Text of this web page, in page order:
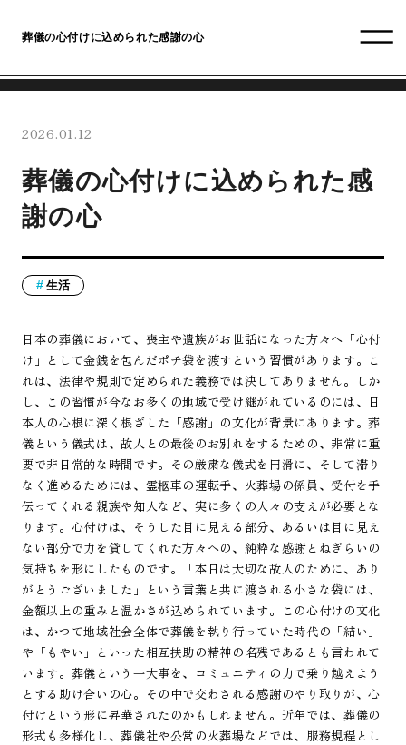
葬儀の心付けに込められた感謝の心
2026.01.12
葬儀の心付けに込められた感
謝の心
生活
日本の葬儀において、喪主や遺族がお世話になった方々へ「心付
け」として金銭を包んだポチ袋を渡すという習慣があります。こ
れは、法律や規則で定められた義務では決してありません。しか
し、この習慣が今なお多くの地域で受け継がれているのには、日
本人の心根に深く根ざした「感謝」の文化が背景にあります。葬
儀という儀式は、故人との最後のお別れをするための、非常に重
要で非日常的な時間です。その厳粛な儀式を円滑に、そして滞り
なく進めるためには、霊柩車の運転手、火葬場の係員、受付を手
伝ってくれる親族や知人など、実に多くの人々の支えが必要とな
ります。心付けは、そうした目に見える部分、あるいは目に見え
ない部分で力を貸してくれた方々への、純粋な感謝とねぎらいの
気持ちを形にしたものです。「本日は大切な故人のために、あり
がとうございました」という言葉と共に渡される小さな袋には、
金額以上の重みと温かさが込められています。この心付けの文化
は、かつて地域社会全体で葬儀を執り行っていた時代の「結い」
や「もやい」といった相互扶助の精神の名残であるとも言われて
います。葬儀という一大事を、コミュニティの力で乗り越えよう
とする助け合いの心。その中で交わされる感謝のやり取りが、心
付けという形に昇華されたのかもしれません。近年では、葬儀の
形式も多様化し、葬儀社や公営の火葬場などでは、服務規程とし